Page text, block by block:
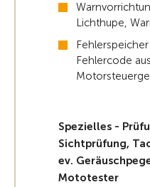
Lichthupe,
Fehlercode
Spezielles -
Sichtprüfung,
ev.
Mototester